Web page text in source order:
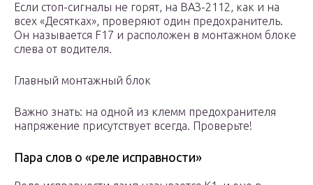
Если стоп-сигналы не горят, на ВАЗ-2112, как и на
всех «Десятках», проверяют один предохранитель.
Он называется F17 и расположен в монтажном блоке
слева от водителя.
Главный монтажный блок
Важно знать: на одной из клемм предохранителя
напряжение присутствует всегда. Проверьте!
Пара слов о «реле исправности»